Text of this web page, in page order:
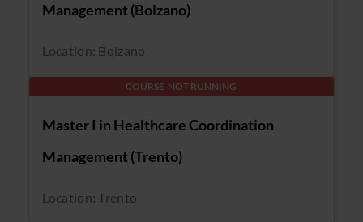
Management (Bolzano)
Location: Bolzano
COURSE NOT RUNNING
Master I in Healthcare Coordination
Management (Trento)
Location: Trento